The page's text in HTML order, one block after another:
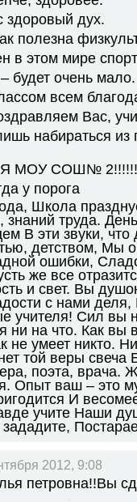
здоровый дух.
полезна
в этом мире
будет очень мало.
всем
Вас,
набираться из
МОУ СОШ№
у порога
Школа
знаний труда.
В эти звуки,
детством, Мы
ошибки,
же все
и свет. Вы
с нами
учителя! Сил вы
ни на что. Как вы
не умеет никто.
той веры свеча
поэта, врача.
Опыт ваш – это
И
учите Наши
2012, 9:08
петровна!!Вы